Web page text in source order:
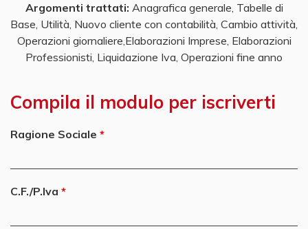
Argomenti trattati: Anagrafica generale, Tabelle di
Base, Utilità, Nuovo cliente con contabilità, Cambio attività,
Operazioni giornaliere,Elaborazioni Imprese, Elaborazioni
Professionisti, Liquidazione Iva, Operazioni fine anno
Compila il modulo per iscriverti
Ragione Sociale
C.F./P.Iva